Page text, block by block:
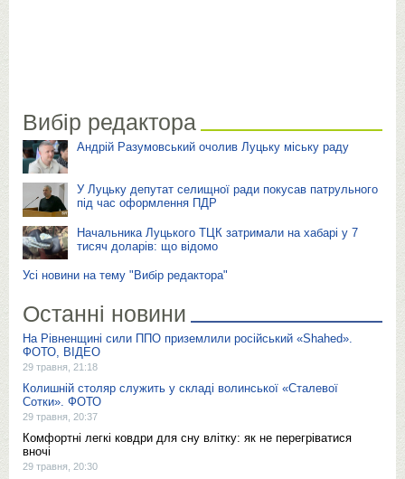
Вибір редактора
Андрій Разумовський очолив Луцьку міську раду
У Луцьку депутат селищної ради покусав патрульного
під час оформлення ПДР
Начальника Луцького ТЦК затримали на хабарі у 7
тисяч доларів: що відомо
Усі новини на тему "Вибір редактора"
Останні новини
На Рівненщині сили ППО приземлили російський «Shahed».
ФОТО, ВІДЕО
29 травня, 21:18
Колишній столяр служить у складі волинської «Сталевої
Сотки». ФОТО
29 травня, 20:37
Комфортні легкі ковдри для сну влітку: як не перегріватися
вночі
29 травня, 20:30